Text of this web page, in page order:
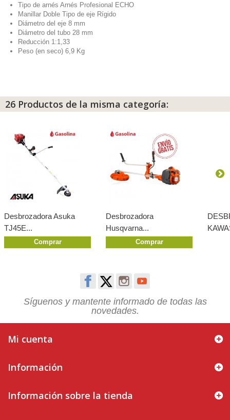
Tipo de arnés Arnés Profesional ECHO
Manillar Doble Tipo de eje Rígido
Diámetro del eje 8 mm
Diámetro del tubo 28 mm
Reducción 1:1,33
Peso (en seco) 6,9 Kg
26 Productos de la misma categoría:
Desbrozadora Asuka
TJ45E...
Comprar
Desbrozadora
Husqvarna...
Comprar
Síguenos y mantente informado de todas las
novedades.
Mi cuenta
Información
Información sobre la tienda